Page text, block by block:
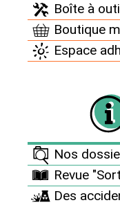
Boîte à
Boutique
Espace
Nos
Revue
Des